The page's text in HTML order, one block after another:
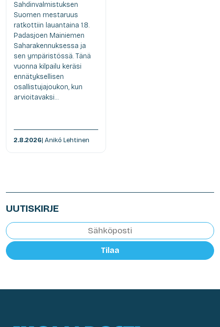
Sahdinvalmistuksen
Suomen mestaruus
ratkottiin lauantaina 1.8.
Padasjoen Mainiemen
Saharakennuksessa ja
sen ympäristössä. Tänä
vuonna kilpailu keräsi
ennätyksellisen
osallistujajoukon, kun
arvioitavaksi...
2.8.2026| Anikó Lehtinen
UUTISKIRJE
Tilaa